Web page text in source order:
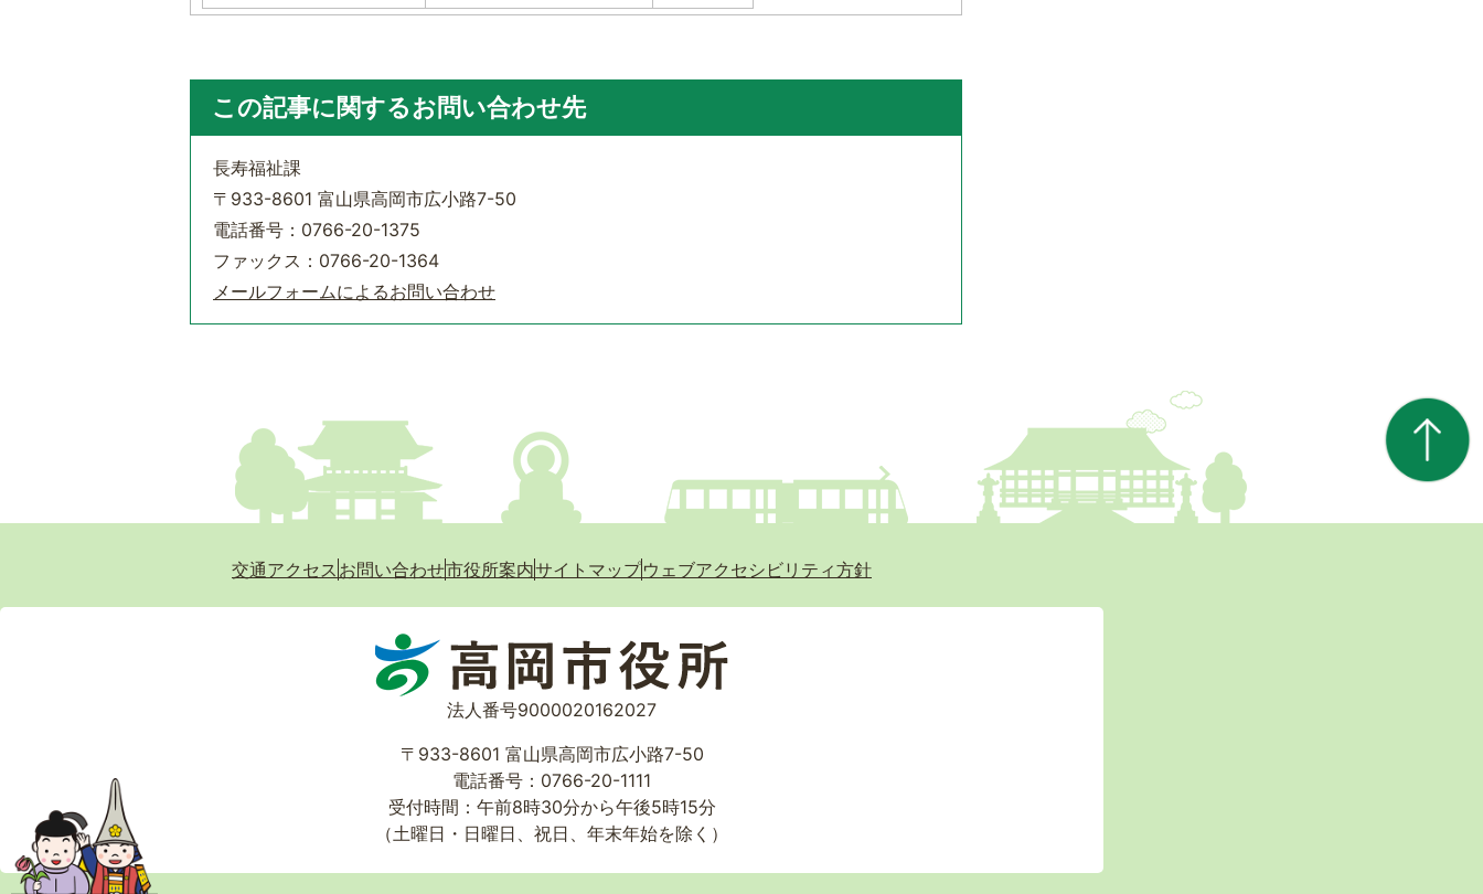
この記事に関するお問い合わせ先
長寿福祉課
〒933-8601 富山県高岡市広小路7-50
電話番号：0766-20-1375
ファックス：0766-20-1364
メールフォームによるお問い合わせ
交通アクセス お問い合わせ市役所案内サイトマップウェブアクセシビリティ方針
法人番号9000020162027
〒933-8601 富山県高岡市広小路7-50
電話番号：0766-20-1111
受付時間：午前8時30分から午後5時15分
（土曜日・日曜日、祝日、年末年始を除く）